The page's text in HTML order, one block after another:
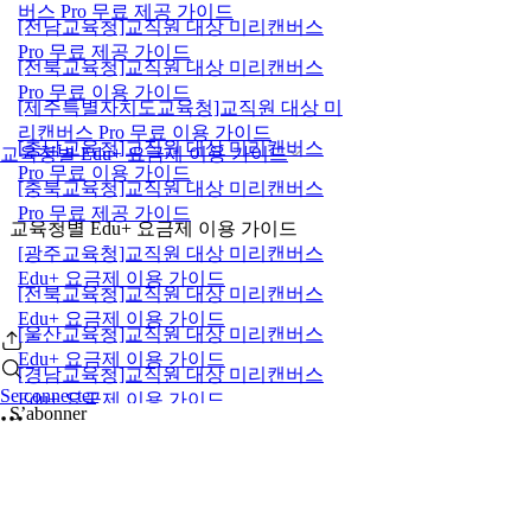
교육청별 Edu+ 요금제 이용 가이드
Se connecter
버스 Pro 무료 제공 가이드
[전남교육청]교직원 대상 미리캔버스
Pro 무료 제공 가이드
[전북교육청]교직원 대상 미리캔버스
Pro 무료 이용 가이드
[제주특별자치도교육청]교직원 대상 미
리캔버스 Pro 무료 이용 가이드
[충남교육청]교직원 대상 미리캔버스
Pro 무료 이용 가이드
[충북교육청]교직원 대상 미리캔버스
Pro 무료 제공 가이드
교육청별 Edu+ 요금제 이용 가이드
[광주교육청]교직원 대상 미리캔버스
Edu+ 요금제 이용 가이드
[전북교육청]교직원 대상 미리캔버스
Edu+ 요금제 이용 가이드
[울산교육청]교직원 대상 미리캔버스
Edu+ 요금제 이용 가이드
[경남교육청]교직원 대상 미리캔버스
Edu+ 요금제 이용 가이드
S’abonner